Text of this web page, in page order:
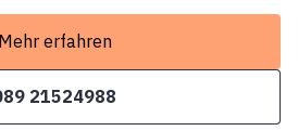
Mehr erfahren
21524988